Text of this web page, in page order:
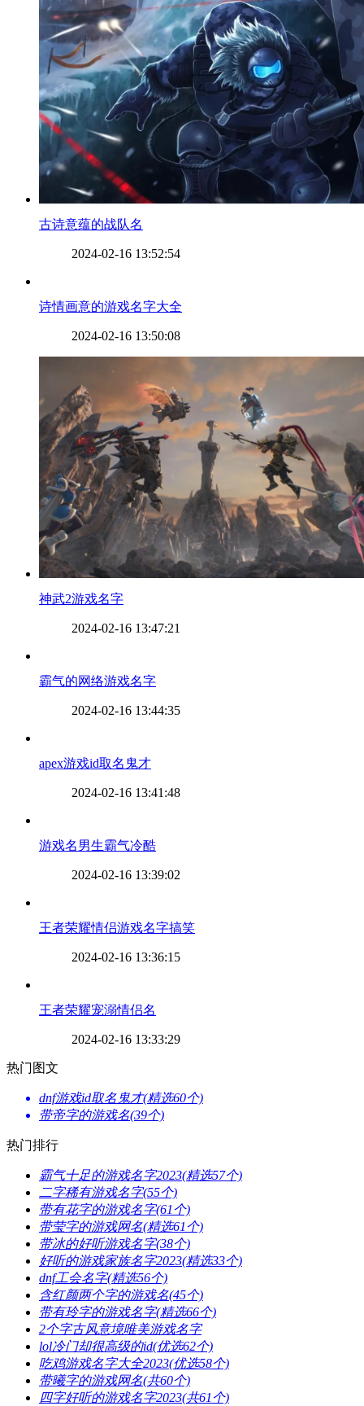
​古诗意蕴的战队名
2024-02-16 13:52:54
​诗情画意的游戏名字大全
2024-02-16 13:50:08
​神武2游戏名字
2024-02-16 13:47:21
​霸气的网络游戏名字
2024-02-16 13:44:35
​apex游戏id取名鬼才
2024-02-16 13:41:48
​游戏名男生霸气冷酷
2024-02-16 13:39:02
​王者荣耀情侣游戏名字搞笑
2024-02-16 13:36:15
​王者荣耀宠溺情侣名
2024-02-16 13:33:29
热门图文
​dnf游戏id取名鬼才(精选60个)
​带帝字的游戏名(39个)
热门排行
​霸气十足的游戏名字2023(精选57个)
​二字稀有游戏名字(55个)
​带有花字的游戏名字(61个)
​带莹字的游戏网名(精选61个)
​带冰的好听游戏名字(38个)
​好听的游戏家族名字2023(精选33个)
​dnf工会名字(精选56个)
​含红颜两个字的游戏名(45个)
​带有玲字的游戏名字(精选66个)
​2个字古风意境唯美游戏名字
​lol冷门却很高级的id(优选62个)
​吃鸡游戏名字大全2023(优选58个)
​带曦字的游戏网名(共60个)
​四字好听的游戏名字2023(共61个)